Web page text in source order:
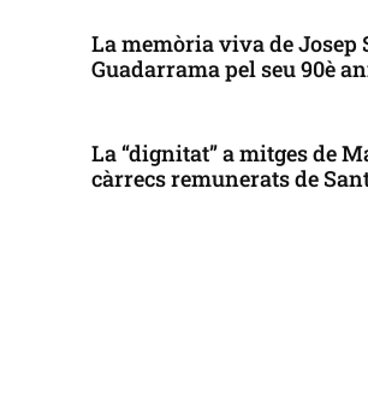
La memòria viva de Josep
Guadarrama pel seu 90è
La “dignitat” a mitges de
càrrecs remunerats de